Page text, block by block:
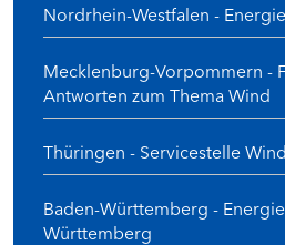
Nordrhein-Westfalen -
Mecklenburg-Vorpommern -
Antworten zum Thema Wind
Thüringen - Servicestelle
Baden-Württemberg -
Württemberg